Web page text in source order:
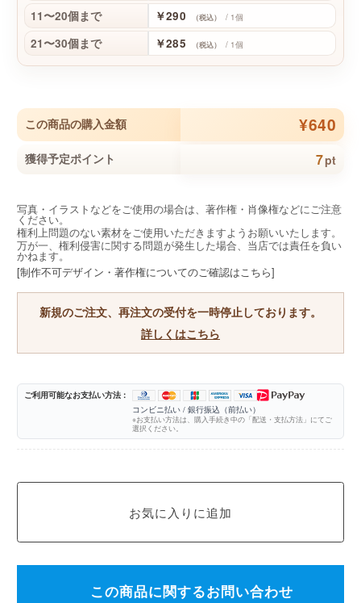
11〜20個まで ￥290 （税込） / 1個
21〜30個まで ￥285 （税込） / 1個
この商品の購入金額 ¥640
獲得予定ポイント 7pt
写真・イラストなどをご使用の場合は、著作権・肖像権などにご注意
ください。
権利上問題のない素材をご使用いただきますようお願いいたします。
万が一、権利侵害に関する問題が発生した場合、当店では責任を負い
かねます。
[制作不可デザイン・著作権についてのご確認はこちら]
新規のご注文、再注文の受付を一時停止しております。
詳しくはこちら
ご利用可能なお支払い方法 :
コンビニ払い / 銀行振込（前払い）
※お支払い方法は、購入手続き中の「配送・支払方法」にてご
選択ください。
この商品に関するお問い合わせ